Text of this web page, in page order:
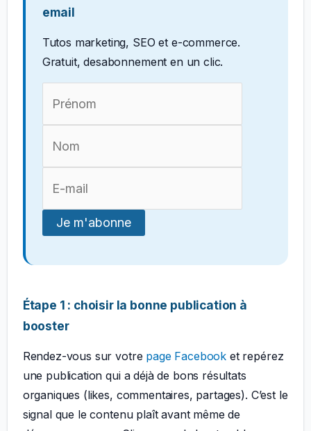
email
Tutos marketing, SEO et e-commerce.
Gratuit, desabonnement en un clic.
Étape 1 : choisir la bonne publication à
booster
Rendez-vous sur votre page Facebook et repérez
une publication qui a déjà de bons résultats
organiques (likes, commentaires, partages). C’est le
signal que le contenu plaît avant même de